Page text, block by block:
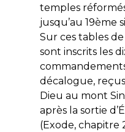
temples
jusqu’au 19ème
Sur ces tables de
sont inscrits les
décalogue,
Dieu au mont
après la sortie
(Exode, chapitre